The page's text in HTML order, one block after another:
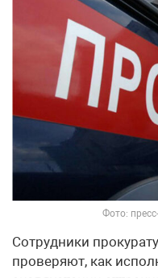
Фото:
Сотрудники
проверяют, как